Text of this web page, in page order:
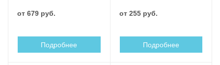
от 679 руб.
Подробнее
от 255 руб.
Подробнее